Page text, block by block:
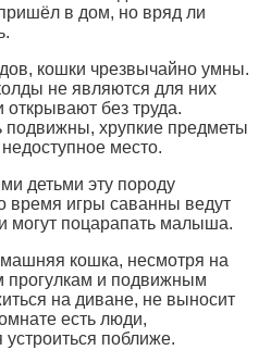
в дом, но вряд ли
кошки чрезвычайно умны.
не являются для них
без труда.
подвижны, хрупкие предметы
место.
детьми эту породу
время игры саванны ведут
могут поцарапать малыша.
кошка, несмотря на
прогулкам и подвижным
на диване, не выносит
есть люди,
устроиться поближе.